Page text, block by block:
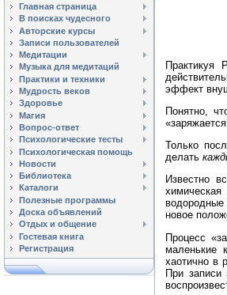
Главная страница
В поисках чудесного
Авторские курсы
Записи пользователей
Медитации
Музыка для медитаций
Практики и техники
Мудрость веков
Здоровье
Магия
Вопрос-ответ
Психологические тесты
Психологическая помощь
Новости
Библиотека
Каталоги
Полезные программы
Доска объявлений
Отдых и общение
Гостевая книга
Регистрация
Практикуя
эффект
Понятно,
Только
делать
Известно
водородные
новое
Процесс
маленькие
хаотично в
При записи